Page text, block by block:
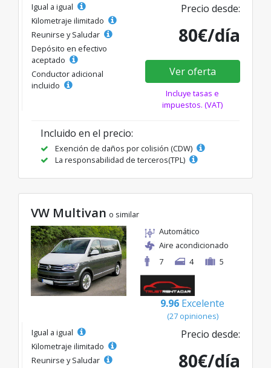
Igual a igual
Kilometraje ilimitado
Reunirse y Saludar
Depósito en efectivo
aceptado
Conductor adicional
incluido
Precio desde:
80€/día
Ver oferta
Incluye tasas e
impuestos. (VAT)
Incluido en el precio:
Exención de daños por colisión (CDW)
La responsabilidad de terceros(TPL)
VW Multivan o similar
Automático
Aire acondicionado
7
4 5
9.96 Excelente
(27 opiniones)
Igual a igual
Kilometraje ilimitado
Reunirse y Saludar
Precio desde:
80€/día